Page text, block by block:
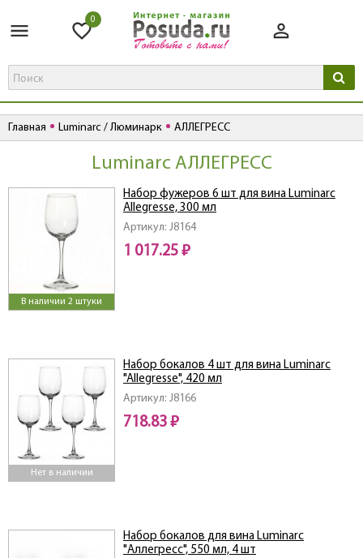
0
Главная Luminarc / Люминарк АЛЛЕГРЕСС
Luminarc АЛЛЕГРЕСС
В наличии 2 штуки
Артикул: J8164
Набор фужеров 6 шт для вина Luminarc
Allegresse, 300 мл
1 017.25 ₽
Нет в наличии
Артикул: J8166
Набор бокалов 4 шт для вина Luminarc
"Allegresse", 420 мл
718.83 ₽
Набор бокалов для вина Luminarc
"Аллегресс", 550 мл, 4 шт